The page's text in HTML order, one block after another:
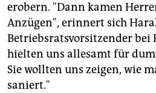
erobern. "Dann kamen
Anzügen", erinnert sich
Betriebsratsvorsitzender bei
hielten uns allesamt für
Sie wollten uns zeigen, wie
saniert."